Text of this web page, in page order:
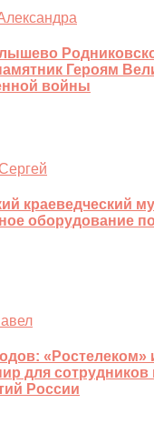
Героям
войны
краеведческий
оборудование
для
России